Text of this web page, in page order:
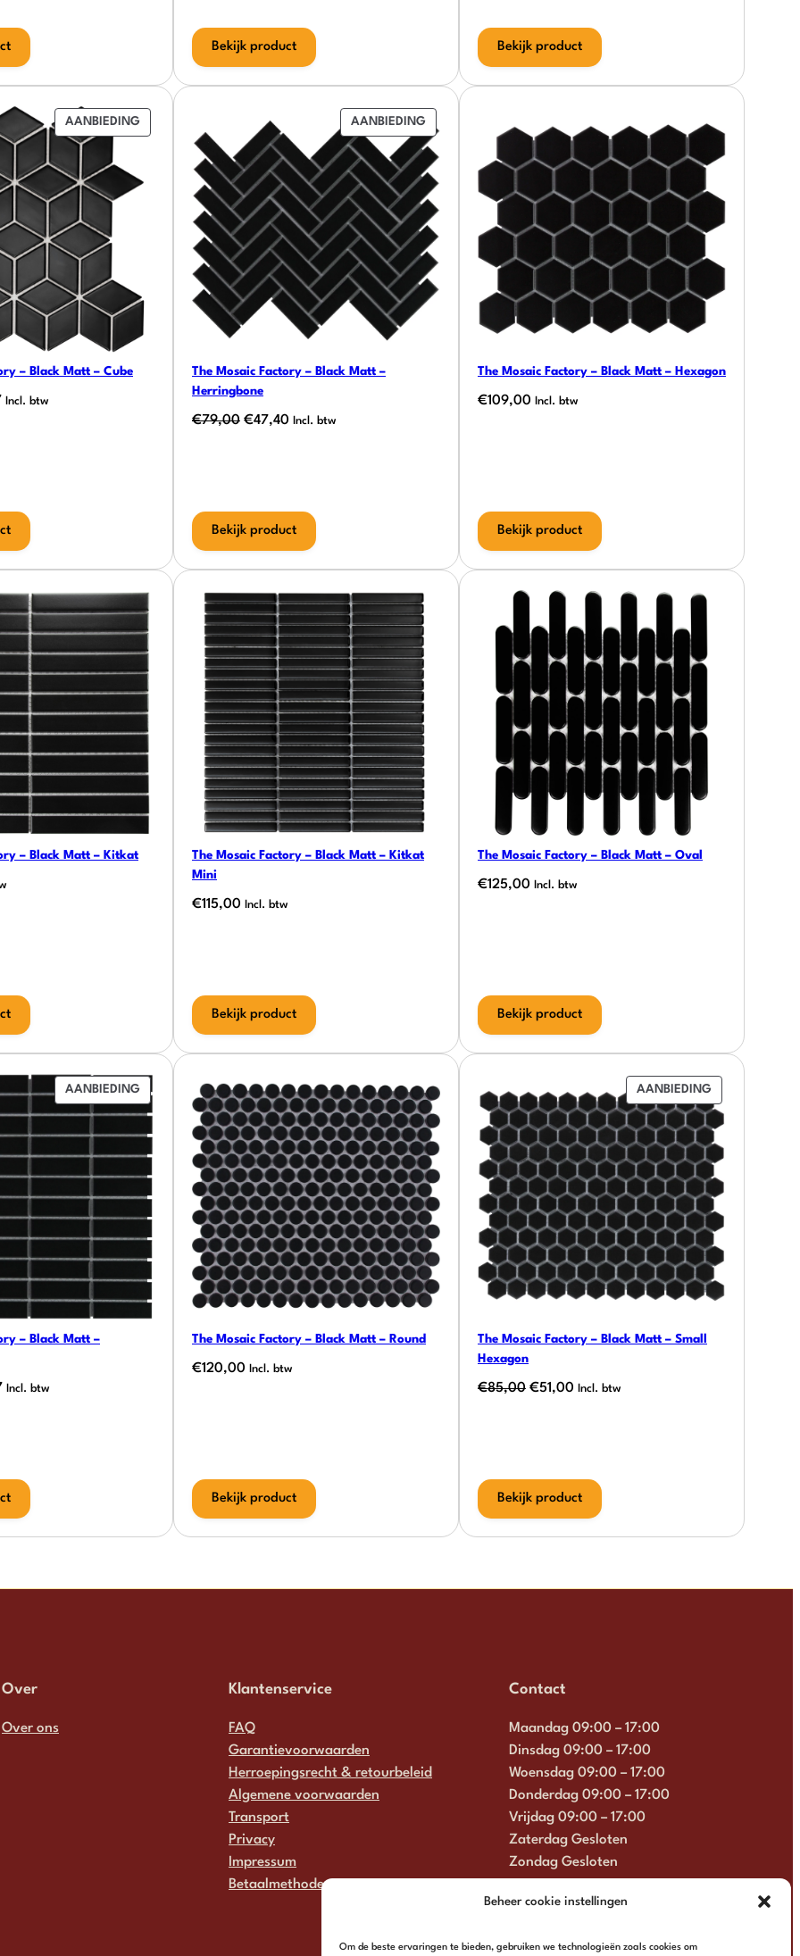
Beheer cookie instellingen
Om de beste ervaringen te bieden, gebruiken we technologieën zoals cookies om
Bekijk product Bekijk product
AANBIEDINGPRODUCT
IN
UITVERKOOP
– Black Matt – Cube
Huidige
Incl. btw
AANBIEDINGPRODUCT
IN
DE
UITVERKOOP
The Mosaic Factory – Black Matt –
Herringbone
€79,00 Oorspronkelijke
€47,40 Huidige
Incl. btw
Bekijk product
The Mosaic Factory – Black Matt – Hexagon
€109,00 Incl. btw
Bekijk product
– Black Matt – Kitkat
The Mosaic Factory – Black Matt – Kitkat
Mini
€115,00 Incl. btw
Bekijk product
The Mosaic Factory – Black Matt – Oval
€125,00 Incl. btw
Bekijk product
AANBIEDINGPRODUCT
IN
UITVERKOOP
– Black Matt –
Huidige
Incl. btw
The Mosaic Factory – Black Matt – Round
€120,00 Incl. btw
Bekijk product
AANBIEDINGPRODUCT
IN
DE
UITVERKOOP
The Mosaic Factory – Black Matt – Small
Hexagon
€85,00 Oorspronkelijke
€51,00 Huidige
Incl. btw
Bekijk product
Over
Over ons
Klantenservice
FAQ
Garantievoorwaarden
Herroepingsrecht & retourbeleid
Algemene voorwaarden
Transport
Privacy
Impressum
Betaalmethodes
Contact
Maandag 09:00 – 17:00
Dinsdag 09:00 – 17:00
Woensdag 09:00 – 17:00
Donderdag 09:00 – 17:00
Vrijdag 09:00 – 17:00
Zaterdag Gesloten
Zondag Gesloten
+31 6 13 57 92 22